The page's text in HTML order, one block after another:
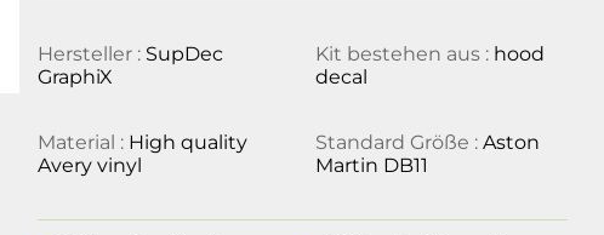
Hersteller : SupDec
GraphiX
Kit bestehen aus : hood
decal
Material : High quality
Avery vinyl
Standard Größe : Aston
Martin DB11